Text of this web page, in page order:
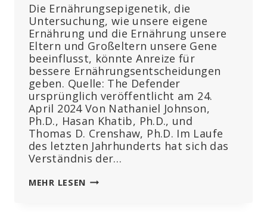
Die Ernährungsepigenetik, die
Untersuchung, wie unsere eigene
Ernährung und die Ernährung unsere
Eltern und Großeltern unsere Gene
beeinflusst, könnte Anreize für
bessere Ernährungsentscheidungen
geben. Quelle: The Defender
ursprünglich veröffentlicht am 24.
April 2024 Von Nathaniel Johnson,
Ph.D., Hasan Khatib, Ph.D., und
Thomas D. Crenshaw, Ph.D. Im Laufe
des letzten Jahrhunderts hat sich das
Verständnis der…
MEHR LESEN ERNÄHRUNG